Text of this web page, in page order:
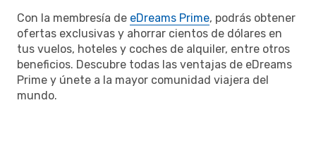
Con la membresía de eDreams Prime, podrás obtener
ofertas exclusivas y ahorrar cientos de dólares en
tus vuelos, hoteles y coches de alquiler, entre otros
beneficios. Descubre todas las ventajas de eDreams
Prime y únete a la mayor comunidad viajera del
mundo.